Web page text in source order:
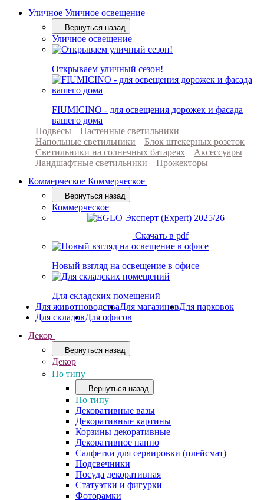
Уличное Уличное освещение
Вернуться назад
Уличное освещение
Открываем уличный сезон!
FIUMICINO - для освещения дорожек и фасада
вашего дома
Подвесы
Настенные светильники
Напольные светильники
Блок штекерных розеток
Светильники на солнечных батареях
Аксессуары
Ландшафтные светильники
Прожекторы
Коммерческое Коммерческое
Вернуться назад
Коммерческое
Скачать в pdf
Новый взгляд на освещение в офисе
Для складских помещений
Для животноводстваДля магазиновДля парковок
Для складовДля офисов
Декор
Вернуться назад
Декор
По типу
Вернуться назад
По типу
Декоративные вазы
Декоративные картины
Корзины декоративные
Декоративное панно
Салфетки для сервировки (плейсмат)
Подсвечники
Посуда декоративная
Статуэтки и фигурки
Фоторамки